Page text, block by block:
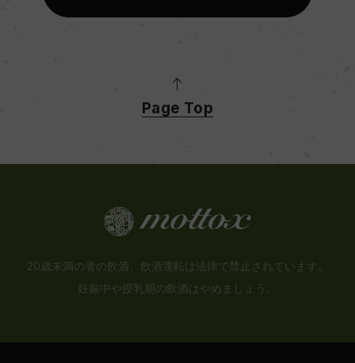
Page Top
20歳未満の者の飲酒、飲酒運転は法律で禁止されています。
妊娠中や授乳期の飲酒はやめましょう。